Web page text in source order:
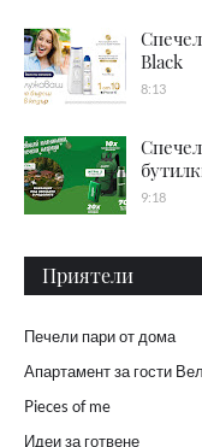
Black
8:13
9:18
Приятели
Печели пари от дома
Апартамент за гости
Pieces of me
Идеи за готвене